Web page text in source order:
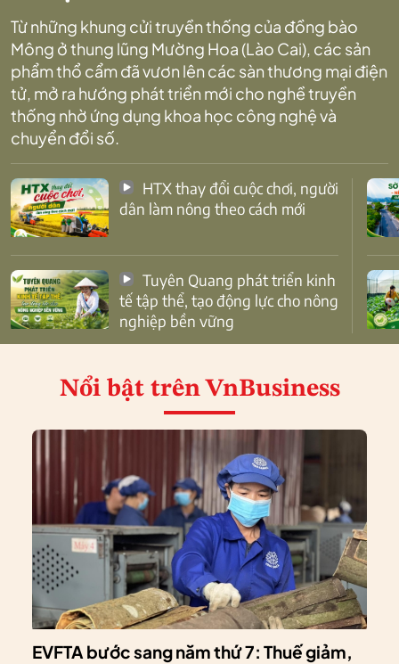
Từ những khung cửi truyền thống của đồng bào
Mông ở thung lũng Mường Hoa (Lào Cai), các sản
phẩm thổ cẩm đã vươn lên các sàn thương mại điện
tử, mở ra hướng phát triển mới cho nghề truyền
thống nhờ ứng dụng khoa học công nghệ và
chuyển đổi số.
dân làm nông theo cách mới
tế tập thể, tạo động lực cho nông
nghiệp bền vững
Nổi bật trên VnBusiness
EVFTA bước sang năm thứ 7: Thuế giảm,